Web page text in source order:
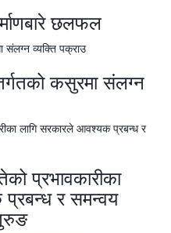
छलफल
कसुरमा संलग्न
प्रभावकारीका
र समन्वय